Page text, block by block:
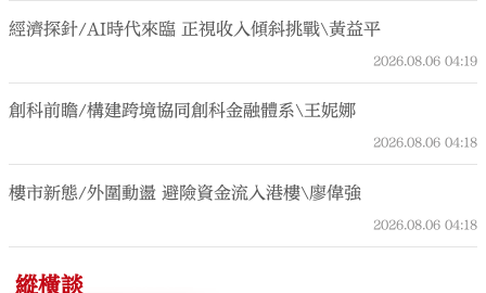
經濟探針/AI時代來臨 正視收入傾斜挑戰\黃益平
2026.08.06 04:19
創科前瞻/構建跨境協同創科金融體系\王妮娜
2026.08.06 04:18
樓市新態/外圍動盪 避險資金流入港樓\廖偉強
2026.08.06 04:18
縱橫談